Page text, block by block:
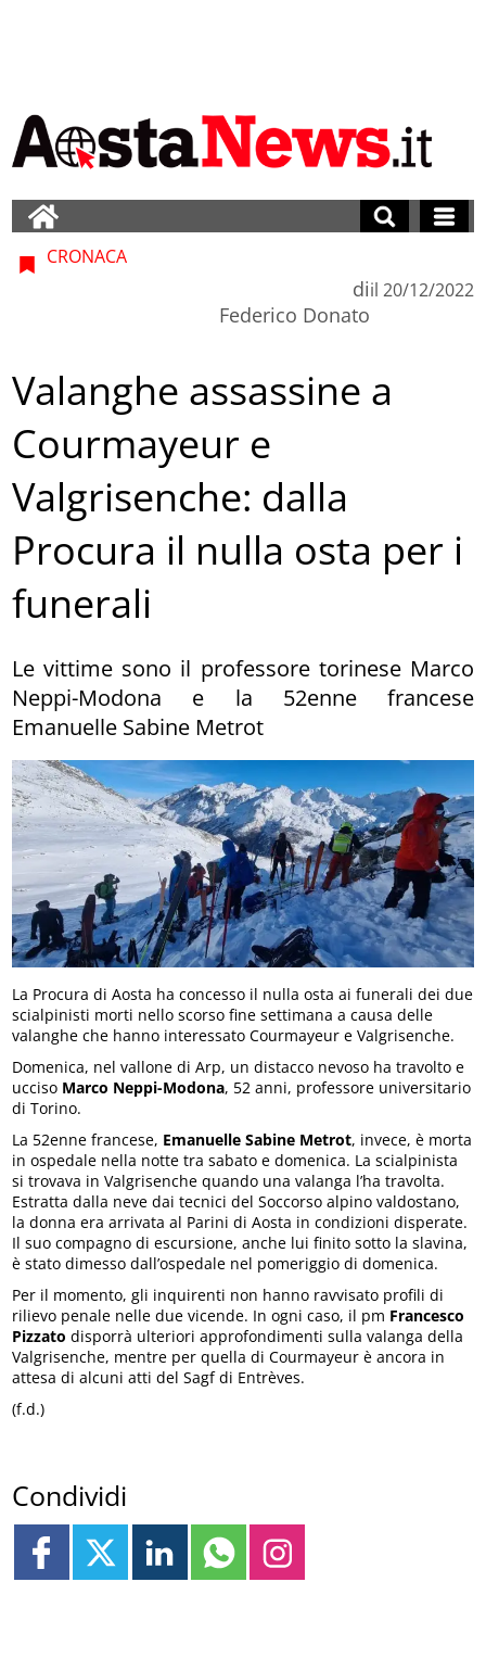
CRONACA
di
Federico Donato
il 20/12/2022
Valanghe assassine a
Courmayeur e
Valgrisenche: dalla
Procura il nulla osta per i
funerali
Le vittime sono il professore torinese Marco
Neppi-Modona e la 52enne francese
Emanuelle Sabine Metrot
La Procura di Aosta ha concesso il nulla osta ai funerali dei due
scialpinisti morti nello scorso fine settimana a causa delle
valanghe che hanno interessato Courmayeur e Valgrisenche.
Domenica, nel vallone di Arp, un distacco nevoso ha travolto e
ucciso Marco Neppi-Modona, 52 anni, professore universitario
di Torino.
La 52enne francese, Emanuelle Sabine Metrot, invece, è morta
in ospedale nella notte tra sabato e domenica. La scialpinista
si trovava in Valgrisenche quando una valanga l’ha travolta.
Estratta dalla neve dai tecnici del Soccorso alpino valdostano,
la donna era arrivata al Parini di Aosta in condizioni disperate.
Il suo compagno di escursione, anche lui finito sotto la slavina,
è stato dimesso dall’ospedale nel pomeriggio di domenica.
Per il momento, gli inquirenti non hanno ravvisato profili di
rilievo penale nelle due vicende. In ogni caso, il pm Francesco
Pizzato disporrà ulteriori approfondimenti sulla valanga della
Valgrisenche, mentre per quella di Courmayeur è ancora in
attesa di alcuni atti del Sagf di Entrèves.
(f.d.)
Condividi